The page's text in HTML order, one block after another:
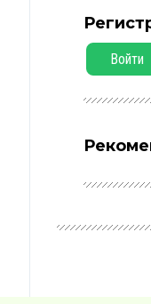
Войти